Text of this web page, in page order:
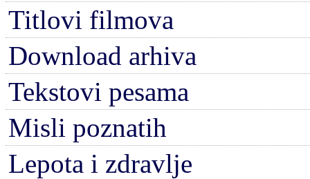
Titlovi filmova
Download arhiva
Tekstovi pesama
Misli poznatih
Lepota i zdravlje